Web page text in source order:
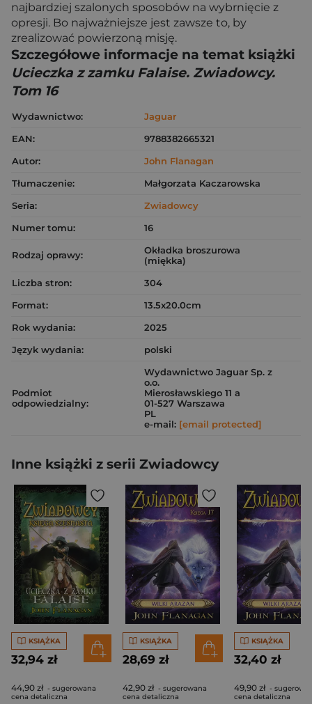
najbardziej szalonych sposobów na wybrnięcie z
opresji. Bo najważniejsze jest zawsze to, by
zrealizować powierzoną misję.
Szczegółowe informacje na temat książki
Ucieczka z zamku Falaise. Zwiadowcy.
Tom 16
Wydawnictwo:
Jaguar
EAN:
9788382665321
Autor:
John Flanagan
Tłumaczenie:
Małgorzata Kaczarowska
Seria:
Zwiadowcy
Numer tomu:
16
Rodzaj oprawy:
Okładka broszurowa
(miękka)
Liczba stron:
304
Format:
13.5x20.0cm
Rok wydania:
2025
Język wydania:
polski
Podmiot
odpowiedzialny:
Wydawnictwo Jaguar Sp. z
o.o.
Mierosławskiego 11 a
01-527 Warszawa
PL
e-mail: [email protected]
Inne książki z serii Zwiadowcy
KSIĄŻKA
32,94 zł
44,90 zł - sugerowana
cena detaliczna
KSIĄŻKA
28,69 zł
42,90 zł - sugerowana
cena detaliczna
KSIĄŻKA
32,40 zł
49,90 zł -
cena detaliczna